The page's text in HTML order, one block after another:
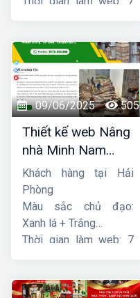
09/06/2025 505
Thiết kế web Nâng
nhà Minh Nam
Hoàng
Khách hàng tại Hải
Phòng
Màu sắc chủ đạo:
Xanh lá + Trắng
Thời gian làm web: 7